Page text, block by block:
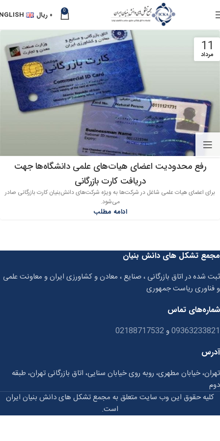
0 ۰ ریال
11
مرداد
رفع محدودیت اعضای هیات‌های علمی دانشگاه‌ها جهت
دریافت کارت بازرگانی
برای اعضای هیات علمی شاغل در شرکت‌ها به ویژه شرکت‌های دانش‌بنیان کارت بازرگانی صادر
می‌شود.
ادامه مطلب
مجمع تشکل های دانش بنیان
ثبت شده در اتاق بازرگانی ، صنایع ، معادن و کشاورزی ایران و معاونت علمی
و فناوری ریاست جمهوری
شماره‌های تماس
09363233821و 02188717532
آدرس
تهران، خیابان مطهری، روبه روی خیابان سنایی، اتاق بازرگانی تهران، طبقه
دوم
کلیه حقوق این وب سایت متعلق به مجمع تشکل های دانش بنیان ایران
است.